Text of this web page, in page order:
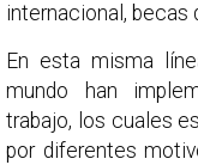
internacional, becas
En esta misma
mundo han
trabajo, los cuales
por diferentes